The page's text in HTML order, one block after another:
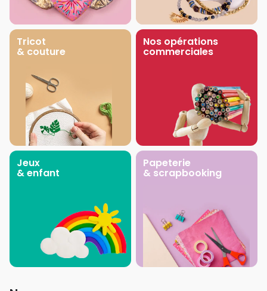
Tricot
& couture
Nos opérations
commerciales
Jeux
& enfant
Papeterie
& scrapbooking